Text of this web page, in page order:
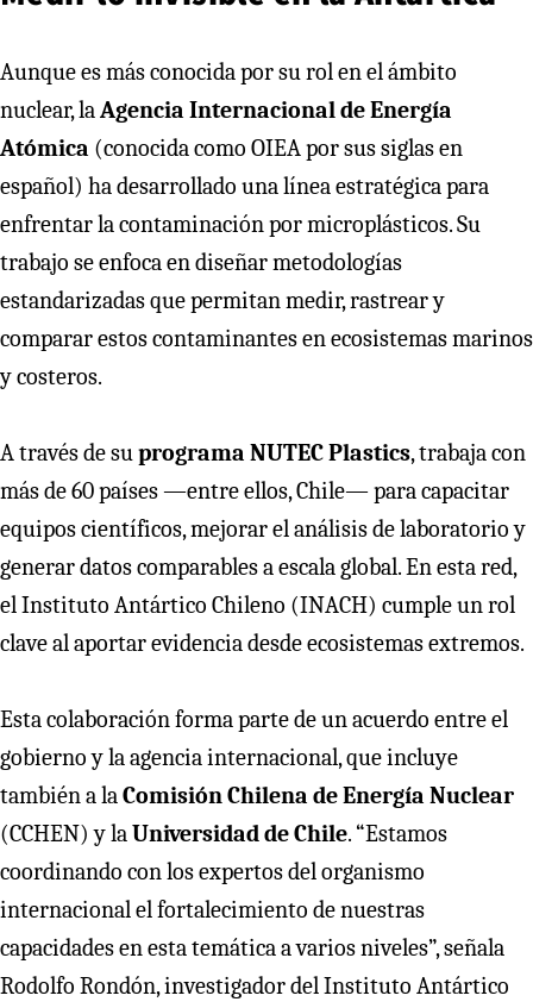
Aunque es más conocida por su rol en el ámbito
nuclear, laAgencia Internacional de Energía
Atómica (conocida como OIEA por sus siglas en
español) ha desarrollado una línea estratégica para
enfrentar la contaminación por microplásticos. Su
trabajo se enfoca en diseñar metodologías
estandarizadas que permitan medir, rastrear y
comparar estos contaminantes en ecosistemas marinos
y costeros.
A través de suprograma NUTEC Plastics, trabaja con
más de 60 países —entre ellos, Chile— para capacitar
equipos científicos, mejorar el análisis de laboratorio y
generar datos comparables a escala global. En esta red,
el Instituto Antártico Chileno (INACH) cumple un rol
clave al aportar evidencia desde ecosistemas extremos.
Esta colaboración forma parte de un acuerdo entre el
gobierno y la agencia internacional, que incluye
también a laComisión Chilena de Energía Nuclear
(CCHEN) y laUniversidad de Chile. “Estamos
coordinando con los expertos del organismo
internacional el fortalecimiento de nuestras
capacidades en esta temática a varios niveles”, señala
Rodolfo Rondón, investigador del Instituto Antártico